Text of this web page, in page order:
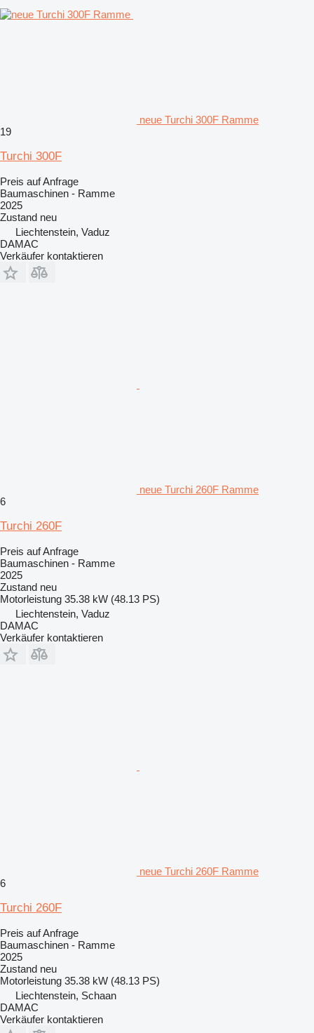
neue Turchi 300F Ramme
19
Turchi 300F
Preis auf Anfrage
Baumaschinen - Ramme
2025
Zustand neu
Liechtenstein, Vaduz
DAMAC
Verkäufer kontaktieren
neue Turchi 260F Ramme
6
Turchi 260F
Preis auf Anfrage
Baumaschinen - Ramme
2025
Zustand neu
Motorleistung 35.38 kW (48.13 PS)
Liechtenstein, Vaduz
DAMAC
Verkäufer kontaktieren
neue Turchi 260F Ramme
6
Turchi 260F
Preis auf Anfrage
Baumaschinen - Ramme
2025
Zustand neu
Motorleistung 35.38 kW (48.13 PS)
Liechtenstein, Schaan
DAMAC
Verkäufer kontaktieren